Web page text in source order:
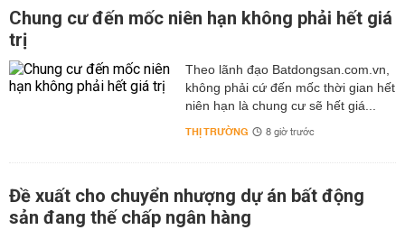
Chung cư đến mốc niên hạn không phải hết giá
trị
Theo lãnh đạo Batdongsan.com.vn,
không phải cứ đến mốc thời gian hết
niên hạn là chung cư sẽ hết giá...
THỊ TRƯỜNG 8 giờ trước
Đề xuất cho chuyển nhượng dự án bất động
sản đang thế chấp ngân hàng